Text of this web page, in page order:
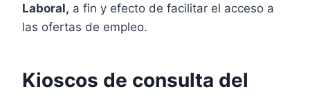
Laboral, a fin y efecto de facilitar el acceso a
las ofertas de empleo.
Kioscos de consulta del